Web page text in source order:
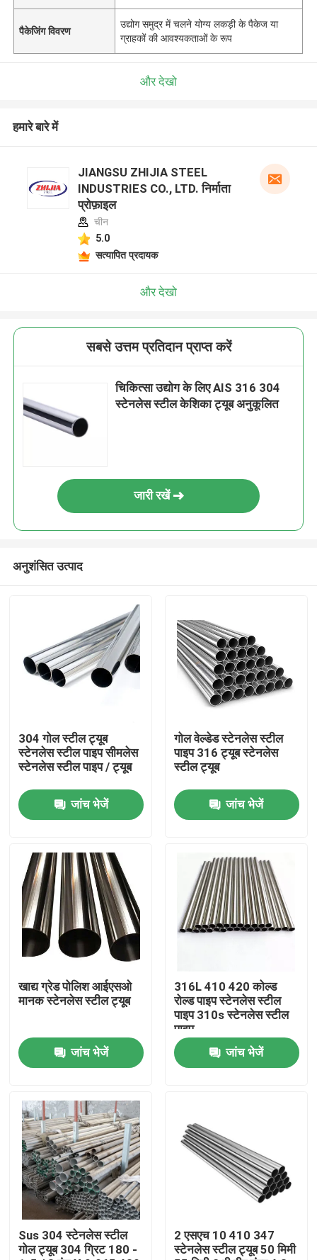
हमारे बारे में
संपर्क
उत्पाद
स्टेनलेस स्टील का तार
एसएस स्क्वायर ट्यूब
निर्बाध स्टेनलेस स्टील पाइप
स्टेनलेस स्टील पट्टी
पैकेजिंग विवरण
उद्योग समुद्र में चलने योग्य लकड़ी के पैकेज या
ग्राहकों की आवश्यकताओं के रूप
और देखो
हमारे बारे में
JIANGSU ZHIJIA STEEL
INDUSTRIES CO., LTD. निर्माता
प्रोफ़ाइल
चीन
5.0
सत्यापित प्रदायक
और देखो
सबसे उत्तम प्रतिदान प्राप्त करें
चिकित्सा उद्योग के लिए AIS 316 304
स्टेनलेस स्टील केशिका ट्यूब अनुकूलित
जारी रखें
अनुशंसित उत्पाद
304 गोल स्टील ट्यूब
स्टेनलेस स्टील पाइप सीमलेस
स्टेनलेस स्टील पाइप / ट्यूब
जांच भेजें
गोल वेल्डेड स्टेनलेस स्टील
पाइप 316 ट्यूब स्टेनलेस
स्टील ट्यूब
जांच भेजें
खाद्य ग्रेड पोलिश आईएसओ
मानक स्टेनलेस स्टील ट्यूब
जांच भेजें
316L 410 420 कोल्ड
रोल्ड पाइप स्टेनलेस स्टील
पाइप 310s स्टेनलेस स्टील
पाइप
जांच भेजें
Sus 304 स्टेनलेस स्टील
गोल ट्यूब 304 ग्रिट 180 -
2 एसएच 10 410 347
स्टेनलेस स्टील ट्यूब 50 मिमी